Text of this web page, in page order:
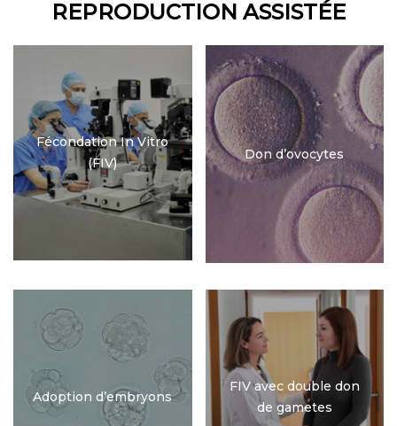
REPRODUCTION ASSISTÉE
Fécondation In Vitro
(FIV)
Don d’ovocytes
Adoption d’embryons
FIV avec double don
de gametes